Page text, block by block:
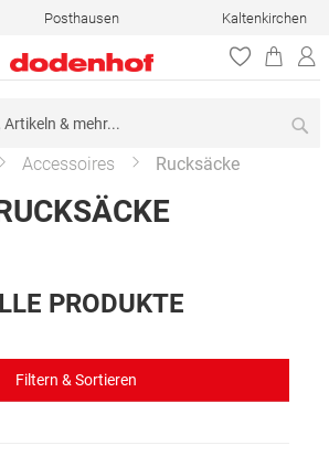
Posthausen Kaltenkirchen
Accessoires Rucksäcke
PRODUKTE
Filtern & Sortieren